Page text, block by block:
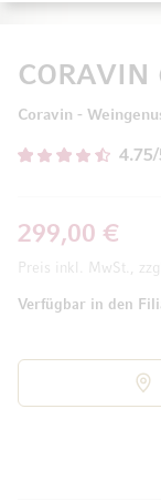
4.75/
Coravin -
299,00 €
Preis inkl. MwSt., zzgl.
Verfügbar in den